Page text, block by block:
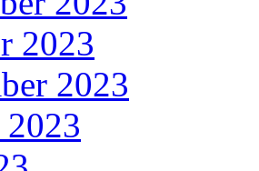
2023
2023